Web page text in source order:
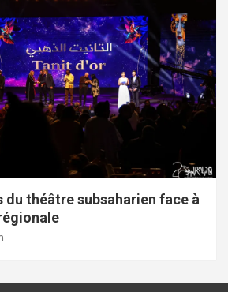
du théâtre subsaharien face à